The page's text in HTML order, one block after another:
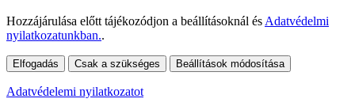
Hozzájárulása előtt tájékozódjon a beállításoknál és Adatvédelmi
nyilatkozatunkban..
Elfogadás Csak a szükséges Beállítások módosítása
Adatvédelemi nyilatkozatot